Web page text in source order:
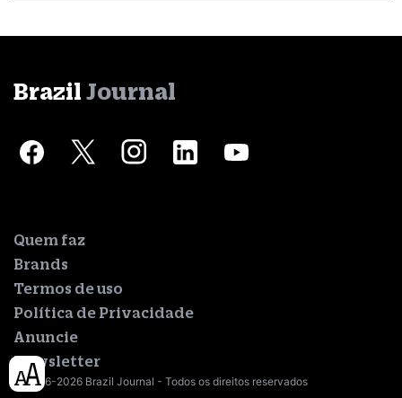
Brazil Journal
Quem faz
Brands
Termos de uso
Política de Privacidade
Anuncie
Newsletter
© 2016-2026 Brazil Journal - Todos os direitos reservados